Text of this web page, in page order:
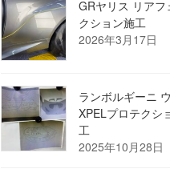
GRヤリス リアフ
クション施工
2026年3月17日
ランボルギーニ
XPELプロテクシ
工
2025年10月28日